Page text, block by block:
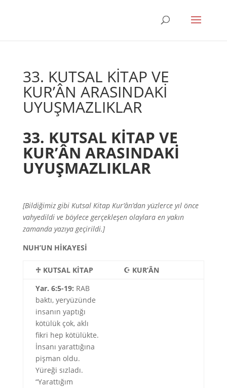
33. KUTSAL KİTAP VE
KUR’ÂN ARASINDAKİ
UYUŞMAZLIKLAR
33. KUTSAL KİTAP VE
KUR’ÂN ARASINDAKİ
UYUŞMAZLIKLAR
[Bildiğimiz gibi Kutsal Kitap Kur’ân’dan yüzlerce yıl önce
vahyedildi ve böylece gerçekleşen olaylara en yakın
zamanda yazıya geçirildi.]
NUH’UN HİKAYESİ
♱ KUTSAL KİTAP ☪ KUR’ÂN
Yar. 6:5-19: RAB
baktı, yeryüzünde
insanın yaptığı
kötülük çok, aklı
fikri hep kötülükte.
İnsanı yarattığına
pişman oldu.
Yüreği sızladı.
“Yarattığım